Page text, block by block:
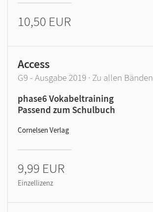
10,50 EUR
Access
G9 - Ausgabe 2019 · Zu allen Bänden
phase6 Vokabeltraining
Passend zum Schulbuch
Cornelsen Verlag
9,99 EUR
Einzellizenz